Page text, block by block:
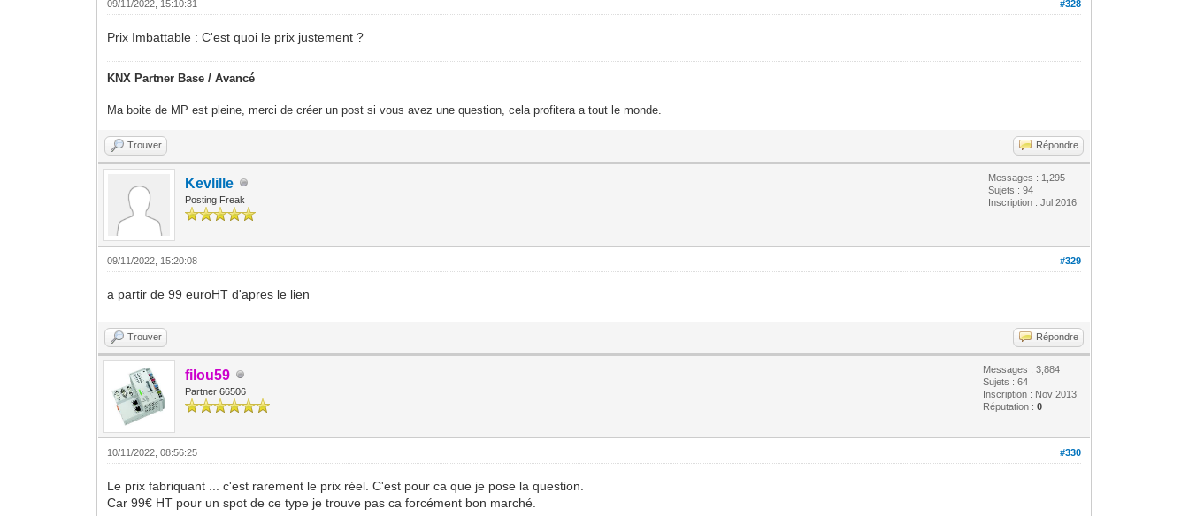
#328
09/11/2022, 15:10:31
Prix Imbattable : C'est quoi le prix justement ?
KNX Partner Base / Avancé
Ma boite de MP est pleine, merci de créer un post si vous avez une question, cela profitera a tout le monde.
Trouver Répondre
Kevlille
Posting Freak
Messages : 1,295
Sujets : 94
Inscription : Jul 2016
#329
09/11/2022, 15:20:08
a partir de 99 euroHT d'apres le lien
Trouver Répondre
filou59
Partner 66506
Messages : 3,884
Sujets : 64
Inscription : Nov 2013
Réputation :0
#330
10/11/2022, 08:56:25
Le prix fabriquant ... c'est rarement le prix réel. C'est pour ca que je pose la question.
Car 99€ HT pour un spot de ce type je trouve pas ca forcément bon marché.